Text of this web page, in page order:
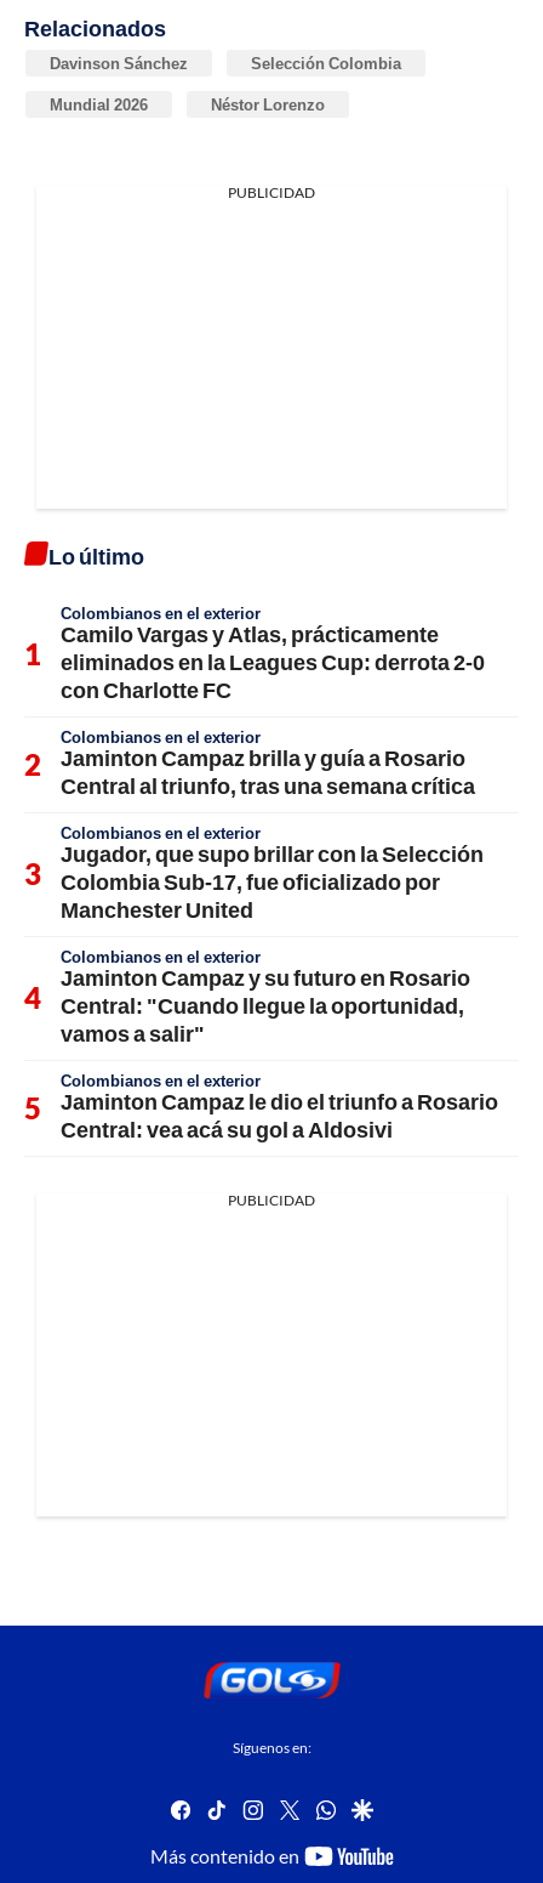
Relacionados
Davinson Sánchez Selección Colombia
Mundial 2026 Néstor Lorenzo
PUBLICIDAD
Lo último
Colombianos en el exterior
Camilo Vargas y Atlas, prácticamente
eliminados en la Leagues Cup: derrota 2-0
con Charlotte FC
Colombianos en el exterior
Jaminton Campaz brilla y guía a Rosario
Central al triunfo, tras una semana crítica
Colombianos en el exterior
Jugador, que supo brillar con la Selección
Colombia Sub-17, fue oficializado por
Manchester United
Colombianos en el exterior
Jaminton Campaz y su futuro en Rosario
Central: "Cuando llegue la oportunidad,
vamos a salir"
Colombianos en el exterior
Jaminton Campaz le dio el triunfo a Rosario
Central: vea acá su gol a Aldosivi
PUBLICIDAD
Síguenos en:
facebook
tiktok instagram
twitterwhatsapp
google
Más contenido en
youtube-